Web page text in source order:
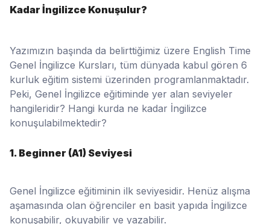
Kadar İngilizce Konuşulur?
Yazımızın başında da belirttiğimiz üzere English Time
Genel İngilizce Kursları, tüm dünyada kabul gören 6
kurluk eğitim sistemi üzerinden programlanmaktadır.
Peki, Genel İngilizce eğitiminde yer alan seviyeler
hangileridir? Hangi kurda ne kadar İngilizce
konuşulabilmektedir?
1. Beginner (A1) Seviyesi
Genel İngilizce eğitiminin ilk seviyesidir. Henüz alışma
aşamasında olan öğrenciler en basit yapıda İngilizce
konuşabilir, okuyabilir ve yazabilir.